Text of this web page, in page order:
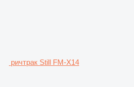
ричтрак Still FM-X14